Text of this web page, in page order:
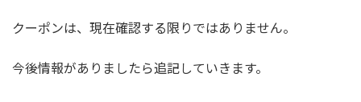
クーポンは、現在確認する限りではありません。
今後情報がありましたら追記していきます。